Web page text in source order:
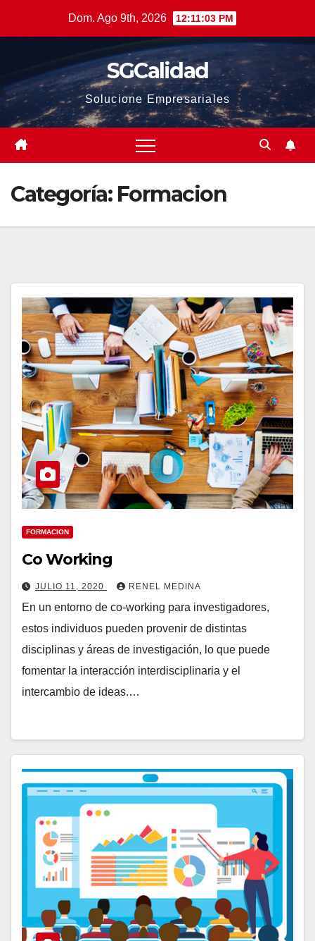
Dom. Ago 9th, 2026 12:11:04 PM
SGCalidad
Solucione Empresariales
Categoría: Formacion
FORMACION
Co Working
JULIO 11, 2020 RENEL MEDINA
En un entorno de co-working para investigadores,
estos individuos pueden provenir de distintas
disciplinas y áreas de investigación, lo que puede
fomentar la interacción interdisciplinaria y el
intercambio de ideas.…